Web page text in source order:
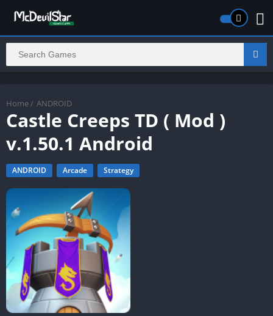
Home / ANDROID
Castle Creeps TD ( Mod )
v.1.50.1 Android
ANDROID Arcade Strategy